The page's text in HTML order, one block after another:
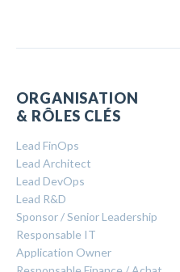
ORGANISATION
& RÔLES CLÉS
Lead FinOps
Lead Architect
Lead DevOps
Lead R&D
Sponsor / Senior Leadership
Responsable IT
Application Owner